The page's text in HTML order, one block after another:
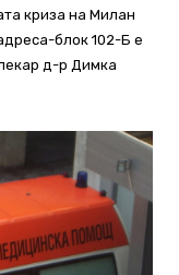
криза на Милан
блок 102-Б е
д-р Димка